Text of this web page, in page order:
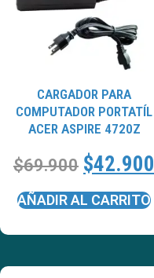
CARGADOR PARA
COMPUTADOR PORTATÍL
ACER ASPIRE 4720Z
$69.900 $42.900
AÑADIR AL CARRITO